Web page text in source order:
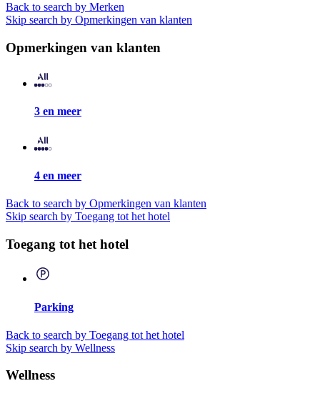
Back to search by Merken
Skip search by Opmerkingen van klanten
Opmerkingen van klanten
3 en meer
4 en meer
Back to search by Opmerkingen van klanten
Skip search by Toegang tot het hotel
Toegang tot het hotel
Parking
Back to search by Toegang tot het hotel
Skip search by Wellness
Wellness